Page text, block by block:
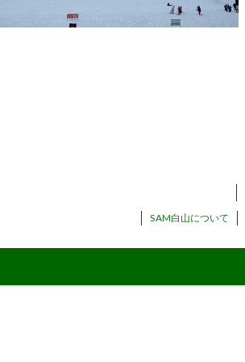
SAM白山について